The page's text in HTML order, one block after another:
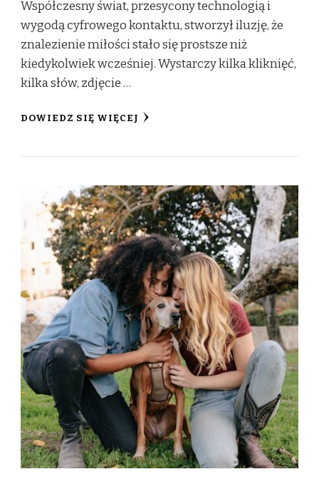
Współczesny świat, przesycony technologią i
wygodą cyfrowego kontaktu, stworzył iluzję, że
znalezienie miłości stało się prostsze niż
kiedykolwiek wcześniej. Wystarczy kilka kliknięć,
kilka słów, zdjęcie …
DOWIEDZ SIĘ WIĘCEJ